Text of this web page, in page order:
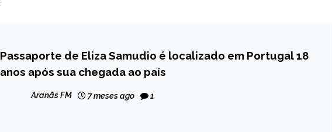
BRASIL
NOTÍCIAS
Passaporte de Eliza Samudio é localizado em Portugal 18
anos após sua chegada ao país
Aranãs FM 7 meses ago 1